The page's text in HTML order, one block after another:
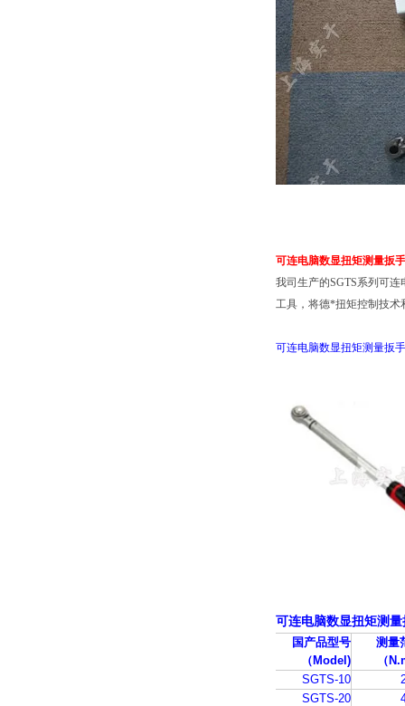
可连电脑数显扭矩测量扳手
我司生产的SGTS系列可
工具，将德*扭矩控制技术
可连电脑数显扭矩测量扳手
可连电脑数显扭矩测量
国产品型号
（Model)
测量
（
SGTS-10
SGTS-20